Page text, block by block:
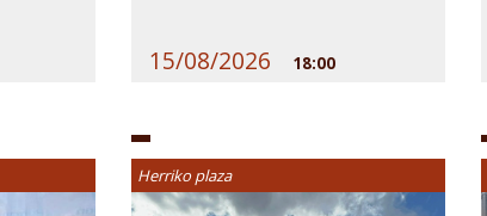
15/08/2026 18:00
Herriko plaza